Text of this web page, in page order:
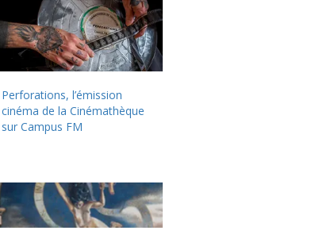
Perforations, l’émission
cinéma de la Cinémathèque
sur Campus FM